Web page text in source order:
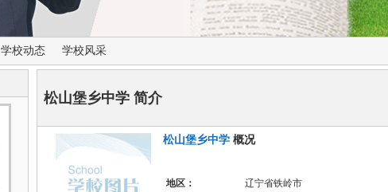
学校动态 学校风采
松山堡乡中学 简介
松山堡乡中学 概况
地区：
辽宁省铁岭市